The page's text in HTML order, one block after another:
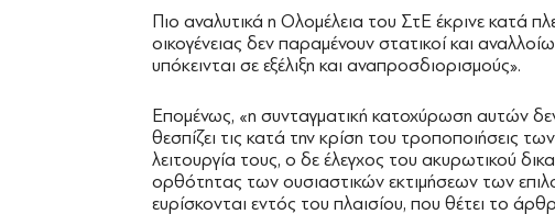
Πιο αναλυτικά η Ολομέλεια του ΣτΕ έκρινε κατά
οικογένειας δεν παραμένουν στατικοί και
υπόκεινται σε εξέλιξη και αναπροσδιορισμούς».
Επομένως, «η συνταγματική κατοχύρωση αυτών
θεσπίζει τις κατά την κρίση του τροποποιήσεις
λειτουργία τους, ο δε έλεγχος του ακυρωτικού
ορθότητας των ουσιαστικών εκτιμήσεων των
ευρίσκονται εντός του πλαισίου, που θέτει το